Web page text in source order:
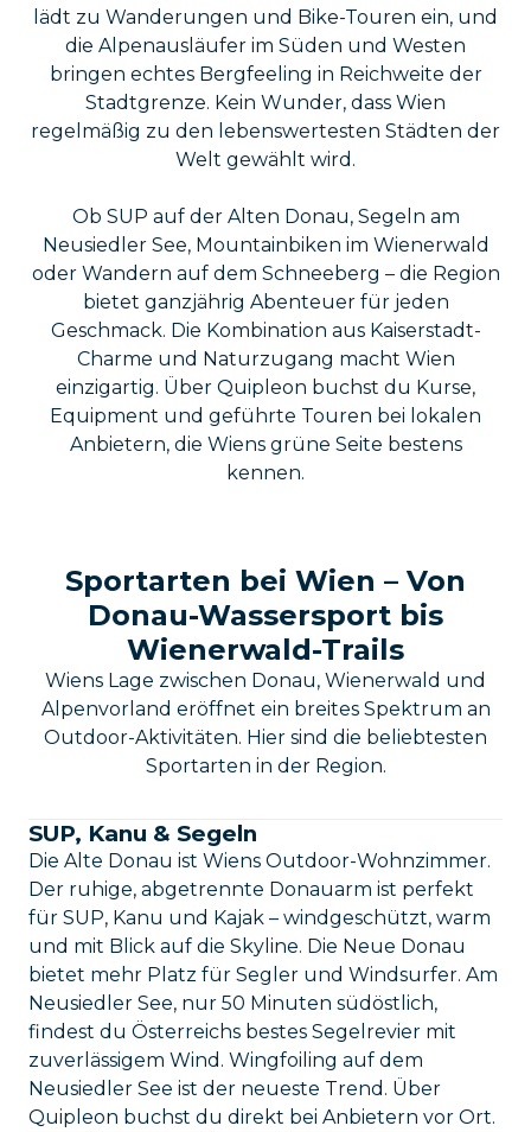
lädt zu Wanderungen und Bike-Touren ein, und
die Alpenausläufer im Süden und Westen
bringen echtes Bergfeeling in Reichweite der
Stadtgrenze. Kein Wunder, dass Wien
regelmäßig zu den lebenswertesten Städten der
Welt gewählt wird.
Ob SUP auf der Alten Donau, Segeln am
Neusiedler See, Mountainbiken im Wienerwald
oder Wandern auf dem Schneeberg – die Region
bietet ganzjährig Abenteuer für jeden
Geschmack. Die Kombination aus Kaiserstadt-
Charme und Naturzugang macht Wien
einzigartig. Über Quipleon buchst du Kurse,
Equipment und geführte Touren bei lokalen
Anbietern, die Wiens grüne Seite bestens
kennen.
Sportarten bei Wien – Von
Donau-Wassersport bis
Wienerwald-Trails
Wiens Lage zwischen Donau, Wienerwald und
Alpenvorland eröffnet ein breites Spektrum an
Outdoor-Aktivitäten. Hier sind die beliebtesten
Sportarten in der Region.
SUP, Kanu & Segeln
Die Alte Donau ist Wiens Outdoor-Wohnzimmer.
Der ruhige, abgetrennte Donauarm ist perfekt
für SUP, Kanu und Kajak – windgeschützt, warm
und mit Blick auf die Skyline. Die Neue Donau
bietet mehr Platz für Segler und Windsurfer. Am
Neusiedler See, nur 50 Minuten südöstlich,
findest du Österreichs bestes Segelrevier mit
zuverlässigem Wind. Wingfoiling auf dem
Neusiedler See ist der neueste Trend. Über
Quipleon buchst du direkt bei Anbietern vor Ort.